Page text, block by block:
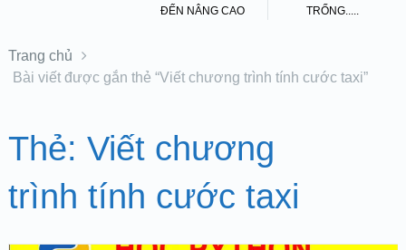
ĐẾN NÂNG CAO
TRỐNG.....
Trang chủ
Bài viết được gắn thẻ “Viết chương trình tính cước taxi”
Thẻ: Viết chương
trình tính cước taxi